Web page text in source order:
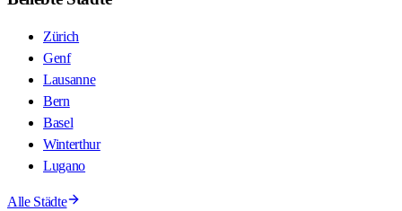
Zürich
Genf
Lausanne
Bern
Basel
Winterthur
Lugano
Alle Städte